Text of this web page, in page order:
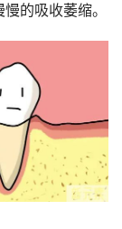
的吸收萎缩。